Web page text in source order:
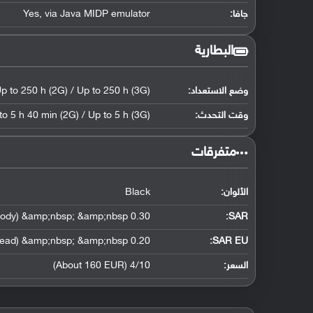
جافا: Yes, via Java MIDP emulator
البطارية
وضع الاستعداد: to 250 h (2G) / Up to 250 h (3G)
وقت التحدث: 5 h 40 min (2G) / Up to 5 h (3G)
‏متفرقات‏
الألوان: Black
SAR
:
0.30 W/kg (head) &amp;nbsp; &amp;nbsp; 0.85 W/kg (body) &amp;nbsp; &amp;nbsp;
SAR EU:
0.20 W/kg (head) &amp;nbsp; &amp;nbsp;
السعر: 4/10 (About 160 EUR)